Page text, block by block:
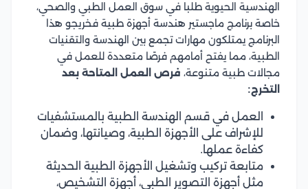
الهندسية الحيوية طلبا في سوق العمل الطبي والصحي،
خاصة برنامج ماجستير هندسة أجهزة طبية فخريجو هذا
البرنامج يمتلكون مهارات تجمع بين الهندسة والتقنيات
الطبية، مما يفتح أمامهم فرصًا متعددة للعمل في
مجالات طبية متنوعة، فرص العمل المتاحة بعد
التخرج:
العمل في قسم الهندسة الطبية بالمستشفيات
للإشراف على الأجهزة الطبية، وصيانتها، وضمان
كفاءة عملها.
متابعة تركيب وتشغيل الأجهزة الطبية الحديثة
مثل أجهزة التصوير الطبي، أجهزة التشخيص،